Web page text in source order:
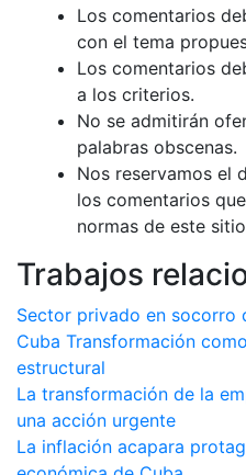
Los comentarios
con el tema
Los comentarios
a los criterios.
No se admitirán
palabras obscenas.
Nos reservamos el
los comentarios
normas de este
Trabajos
Sector privado en socorro
Cuba Transformación
estructural
La transformación de la
una acción urgente
La inflación acapara